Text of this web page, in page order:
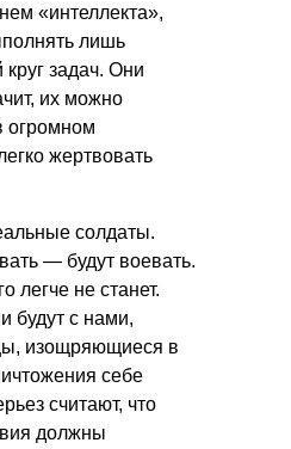
«интеллекта»,
лишь
задач. Они
их можно
огромном
жертвовать
солдаты.
— будут воевать.
легче не станет.
будут с нами,
изощряющиеся в
себе
считают, что
должны